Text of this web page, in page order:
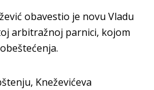
obavestio je novu Vladu
arbitražnoj parnici, kojom
Kneževićeva